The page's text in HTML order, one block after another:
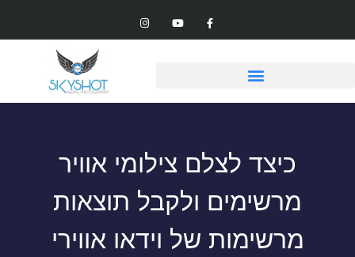
כיצד לצלם צילומי אוויר
מרשימים ולקבל תוצאות
מרשימות של וידאו אווירי